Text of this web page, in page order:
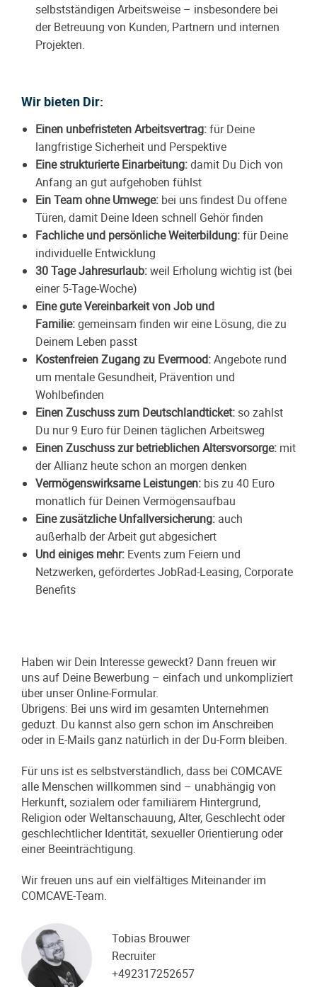
selbstständigen Arbeitsweise – insbesondere bei
der Betreuung von Kunden, Partnern und internen
Projekten.
Wir bieten Dir:
Einen unbefristeten Arbeitsvertrag:für Deine
langfristige Sicherheit und Perspektive
Eine strukturierte Einarbeitung:damit Du Dich von
Anfang an gut aufgehoben fühlst
Ein Team ohne Umwege: bei uns findest Du offene
Türen, damit Deine Ideen schnell Gehör finden
Fachliche und persönliche Weiterbildung:für Deine
individuelle Entwicklung
30 Tage Jahresurlaub:weil Erholung wichtig ist (bei
einer 5-Tage-Woche)
Eine gute Vereinbarkeit von Job und
Familie:gemeinsam finden wir eine Lösung, die zu
Deinem Leben passt
Kostenfreien Zugang zu Evermood:Angebote rund
um mentale Gesundheit, Prävention und
Wohlbefinden
Einen Zuschuss zum Deutschlandticket: so zahlst
Du nur 9 Euro für Deinen täglichen Arbeitsweg
Einen Zuschuss zur betrieblichen Altersvorsorge: mit
der Allianz heute schon an morgen denken
Vermögenswirksame Leistungen: bis zu 40 Euro
monatlich für Deinen Vermögensaufbau
Eine zusätzliche Unfallversicherung: auch
außerhalb der Arbeit gut abgesichert
Und einiges mehr: Events zum Feiern und
Netzwerken, gefördertes JobRad-Leasing, Corporate
Benefits
Haben wir Dein Interesse geweckt? Dann freuen wir
uns auf Deine Bewerbung – einfach und unkompliziert
über unser Online-Formular.
Übrigens: Bei uns wird im gesamten Unternehmen
geduzt. Du kannst also gern schon im Anschreiben
oder in E-Mails ganz natürlich in der Du-Form bleiben.
Für uns ist es selbstverständlich, dass bei COMCAVE
alle Menschen willkommen sind – unabhängig von
Herkunft, sozialem oder familiärem Hintergrund,
Religion oder Weltanschauung, Alter, Geschlecht oder
geschlechtlicher Identität, sexueller Orientierung oder
einer Beeinträchtigung.
Wir freuen uns auf ein vielfältiges Miteinander im
COMCAVE-Team.
Tobias Brouwer
Recruiter
+492317252657